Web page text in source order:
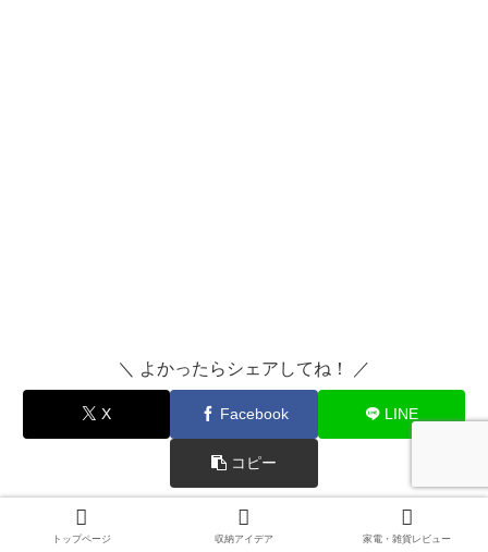
＼ よかったらシェアしてね！ ／
X Facebook LINE
コピー
nattu-naruruをフォローする
トップページ 収納アイデア 家電・雑貨レビュー